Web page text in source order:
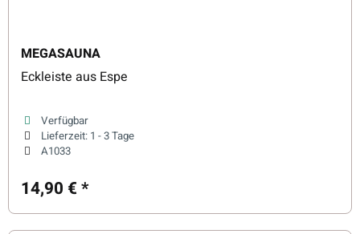
MEGASAUNA
Eckleiste aus Espe
Verfügbar
Lieferzeit: 1 - 3 Tage
A1033
14,90 €*